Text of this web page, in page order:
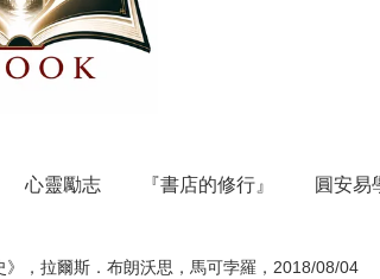
心靈勵志 『書店的修行』 圓安易
》，拉爾斯．布朗沃思，馬可孛羅，2018/08/04